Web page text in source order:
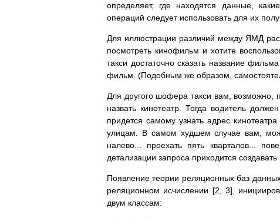
определяет, где находятся данные,
операций следует использовать для их
Для иллюстрации различий между ЯМД
посмотреть кинофильм и хотите
такси достаточно сказать название
фильм. (Подобным же образом,
Для другого шофера такси вам, возможно,
назвать кинотеатр. Тогда водитель
придется самому узнать адрес
улицам. В самом худшем случае вам,
налево... проехать пять кварталов...
детализации запроса приходится
Появление теории реляционных баз
реляционном исчислении [2, 3],
двум классам: